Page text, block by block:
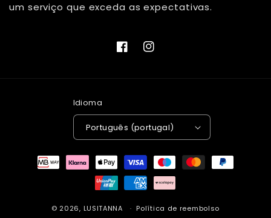
um serviço que exceda as expectativas.
FacebookInstagram
Idioma
Português (portugal)
Métodos
© 2026, LUSITANNA Política de reembolso